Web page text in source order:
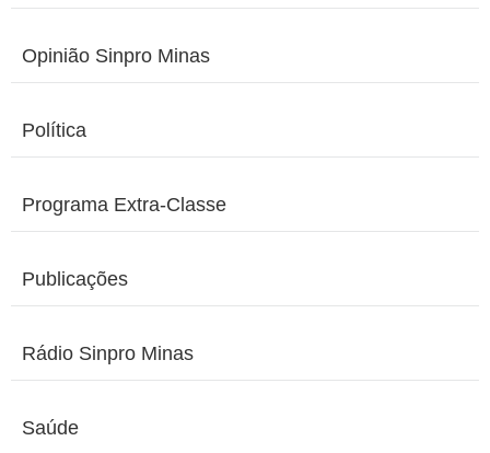
Opinião Sinpro Minas
Política
Programa Extra-Classe
Publicações
Rádio Sinpro Minas
Saúde